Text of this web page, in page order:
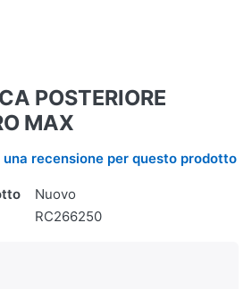
POSTERIORE
MAX
recensione per questo prodotto
Nuovo
RC266250